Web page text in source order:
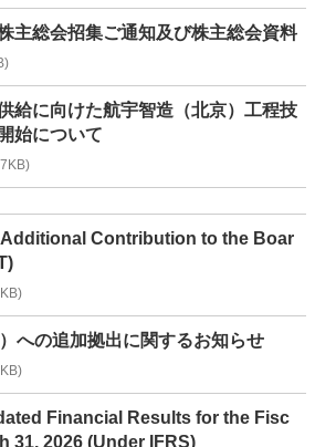
主総会招集ご通知及び株主総会資料
)
給に向けた航宇智造（北京）工程技
始について
)
Contribution to the Boar
)
への追加拠出に関するお知らせ
)
Financial Results for the Fisc
31, 2026 (Under IFRS)